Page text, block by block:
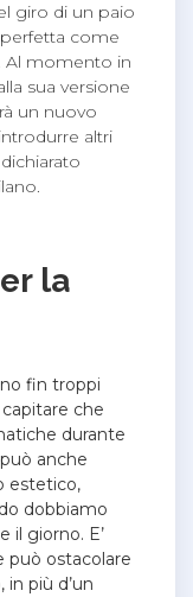
giro di un paio
come
Al momento in
sua versione
un nuovo
altri
la
fin troppi
che
durante
anche
estetico,
dobbiamo
il giorno. E’
può ostacolare
più d’un